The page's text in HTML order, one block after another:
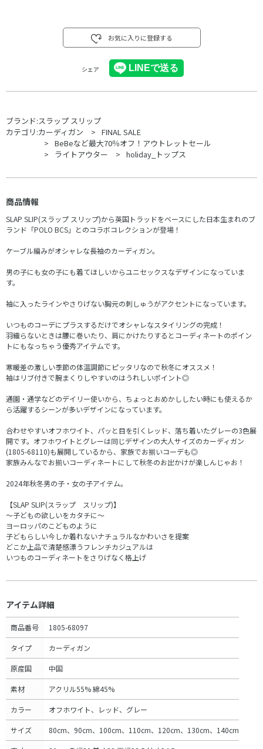
お気に入りに登録する
シェア
ブランド:スラップ スリップ
カテゴリ:カーディガン
FINAL SALE
BeBeなど最大70％オフ！アウトレットセール
ライトアウター
holiday_トップス
商品情報
SLAP SLIP(スラップ スリップ)から英国トラッドをベースにした日本生まれのブ
ランド「POLO BCS」とのコラボコレクションが登場！
ケーブル編みがオシャレな長袖のカーディガン。
男の子にも女の子にも着てほしいからユニセックスなデザインになっていま
す。
袖に入ったラインやさりげない胸元の刺しゅうがアクセントになっています。
いつものコーデにプラスするだけでオシャレなスタイリングの完成！
羽織らないときは腰に巻いたり、肩にかけたりするとコーディネートのポイン
トにもなっちゃう優秀アイテムです。
寒暖差の激しい季節の体温調節にピッタリなので秋冬にオススメ！
袖はリブ付きで腕まくりしやすいのはうれしいポイント◎
通園・通学などのデイリー使いから、ちょっとおめかししたい時にも使えるか
ら活躍するシーンが多いデザインになっています。
合わせやすいオフホワイト、パッと目を引くレッド、落ち着いたグレーの3色展
開です。オフホワイトとグレーは同じデザインの大人サイズのカーディガン
(1805-68110)も展開しているから、家族でお揃いコーデも◎
家族みんなでお揃いコーディネートにして秋冬のお出かけが楽しんじゃお！
2024年秋冬男の子・女の子アイテム。
【SLAP SLIP(スラップ スリップ)】
～子どもの欲しいをカタチに～
ヨーロッパのこどものように
子どもらしい今しか着れないナチュラルなかわいさを提案
どこか上品で清楚感漂うフレンチカジュアルは
いつものコーディネートをさりげなく格上げ
アイテム詳細
商品番号 1805-68097
タイプ カーディガン
原産国 中国
素材 アクリル55% 綿45%
カラー オフホワイト、レッド、グレー
サイズ 80cm、90cm、100cm、110cm、120cm、130cm、140cm